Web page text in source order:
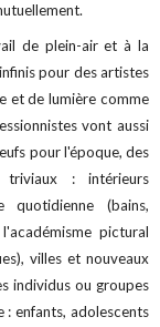
de plein-air et à la
pour des artistes
et de lumière comme
vont aussi
pour l'époque, des
triviaux : intérieurs
(bains,
pictural
villes et nouveaux
individus ou groupes
: enfants, adolescents